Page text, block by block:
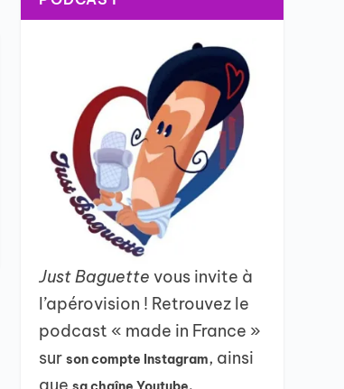
Just Baguettevous invite à
l’apérovision ! Retrouvez le
podcast « made in France »
surson compte Instagram, ainsi